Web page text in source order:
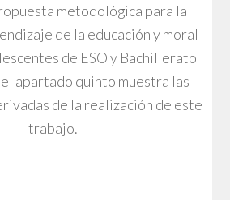
metodológica para la
de la educación y moral
de ESO y Bachillerato
apartado quinto muestra las
de la realización de este
trabajo.